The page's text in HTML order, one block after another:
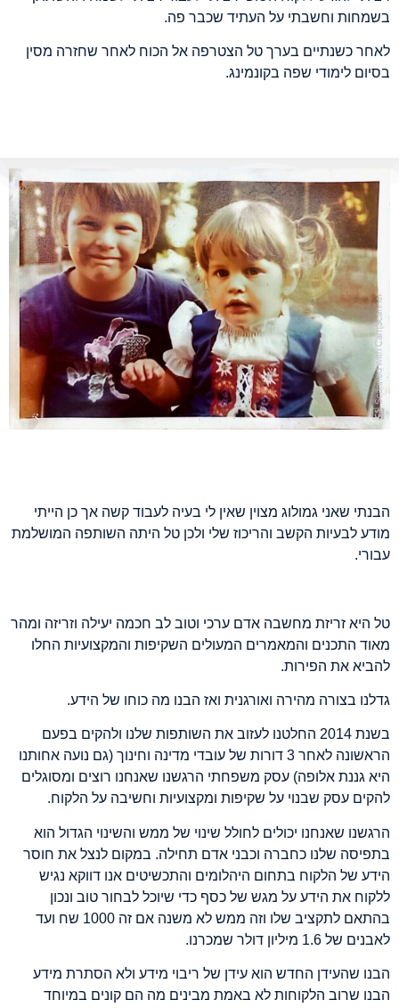
בשמחות וחשבתי על העתיד שכבר פה.
לאחר כשנתיים בערך טל הצטרפה אל הכוח לאחר שחזרה מסין
בסיום לימודי שפה בקונמינג.
הבנתי שאני גמולוג מצוין שאין לי בעיה לעבוד קשה אך כן הייתי
מודע לבעיות הקשב והריכוז שלי ולכן טל היתה השותפה המושלמת
עבורי.
טל היא זריזת מחשבה אדם ערכי וטוב לב חכמה יעילה וזריזה ומהר
מאוד התכנים והמאמרים המעולים השקיפות והמקצועיות החלו
להביא את הפירות.
גדלנו בצורה מהירה ואורגנית ואז הבנו מה כוחו של הידע.
בשנת 2014 החלטנו לעזוב את השותפות שלנו ולהקים בפעם
הראשונה לאחר 3 דורות של עובדי מדינה וחינוך (גם נועה אחותנו
היא גננת אלופה) עסק משפחתי הרגשנו שאנחנו רוצים ומסוגלים
להקים עסק שבנוי על שקיפות ומקצועיות וחשיבה על הלקוח.
הרגשנו שאנחנו יכולים לחולל שינוי של ממש והשינוי הגדול הוא
בתפיסה שלנו כחברה וכבני אדם תחילה. במקום לנצל את חוסר
הידע של הלקוח בתחום היהלומים והתכשיטים אנו דווקא נגיש
ללקוח את הידע על מגש של כסף כדי שיוכל לבחור טוב ונכון
בהתאם לתקציב שלו וזה ממש לא משנה אם זה 1000 שח ועד
לאבנים של 1.6 מיליון דולר שמכרנו.
הבנו שהעידן החדש הוא עידן של ריבוי מידע ולא הסתרת מידע
הבנו שרוב הלקוחות לא באמת מבינים מה הם קונים במיוחד